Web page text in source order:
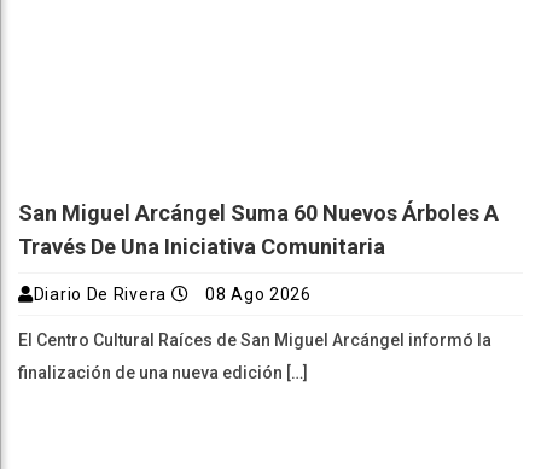
San Miguel Arcángel Suma 60 Nuevos Árboles A
Través De Una Iniciativa Comunitaria
Diario De Rivera 08 Ago 2026
El Centro Cultural Raíces de San Miguel Arcángel informó la
finalización de una nueva edición […]